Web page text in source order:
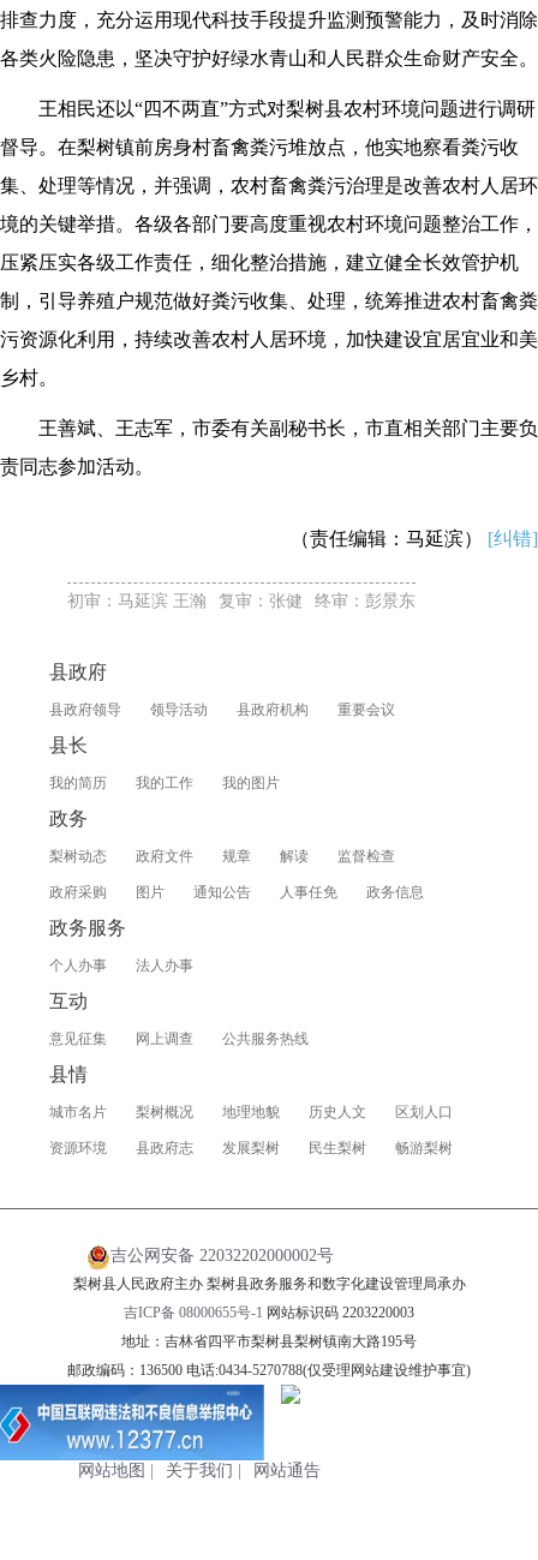
排查力度，充分运用现代科技手段提升监测预警能力，及时消除
各类火险隐患，坚决守护好绿水青山和人民群众生命财产安全。
王相民还以“四不两直”方式对梨树县农村环境问题进行调研
督导。在梨树镇前房身村畜禽粪污堆放点，他实地察看粪污收
集、处理等情况，并强调，农村畜禽粪污治理是改善农村人居环
境的关键举措。各级各部门要高度重视农村环境问题整治工作，
压紧压实各级工作责任，细化整治措施，建立健全长效管护机
制，引导养殖户规范做好粪污收集、处理，统筹推进农村畜禽粪
污资源化利用，持续改善农村人居环境，加快建设宜居宜业和美
乡村。
王善斌、王志军，市委有关副秘书长，市直相关部门主要负
责同志参加活动。
（责任编辑：马延滨） [纠错]
初审：马延滨 王瀚 复审：张健 终审：彭景东
县政府
县政府领导 领导活动 县政府机构 重要会议
县长
我的简历 我的工作 我的图片
政务
梨树动态 政府文件 规章 解读 监督检查
政府采购 图片 通知公告 人事任免 政务信息
政务服务
个人办事 法人办事
互动
意见征集 网上调查 公共服务热线
县情
城市名片 梨树概况 地理地貌 历史人文 区划人口
资源环境 县政府志 发展梨树 民生梨树 畅游梨树
吉公网安备 22032202000002号
梨树县人民政府主办 梨树县政务服务和数字化建设管理局承办
吉ICP备 08000655号-1 网站标识码 2203220003
地址：吉林省四平市梨树县梨树镇南大路195号
邮政编码：136500 电话:0434-5270788(仅受理网站建设维护事宜)
网站地图 关于我们 网站通告